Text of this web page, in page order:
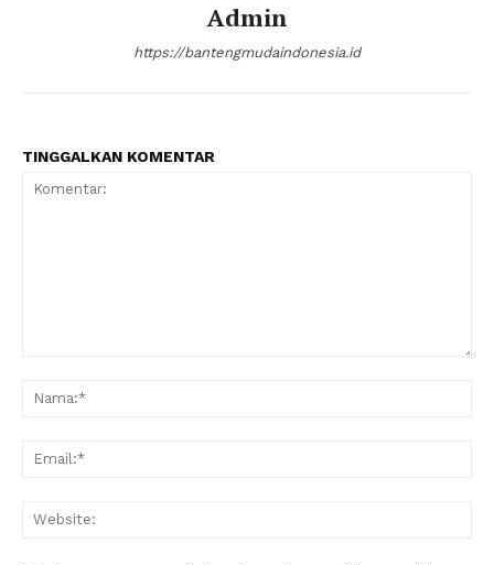
Admin
https://bantengmudaindonesia.id
TINGGALKAN KOMENTAR